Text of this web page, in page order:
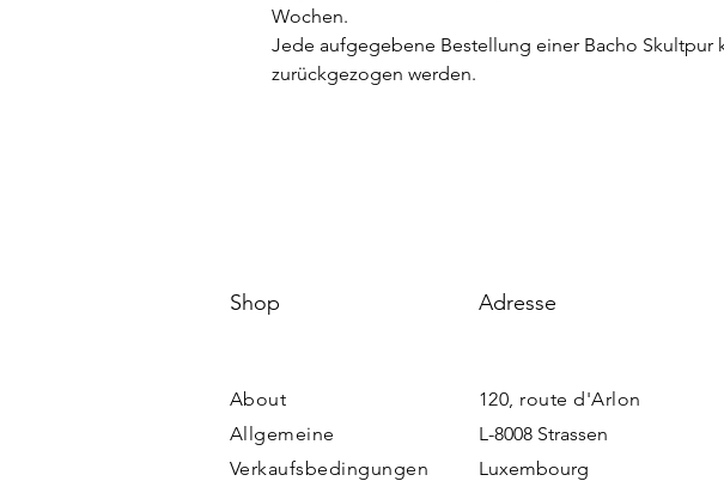
Wochen.
Jede aufgegebene Bestellung einer Bacho Skultpur
zurückgezogen werden.
Shop Adresse
About
Allgemeine
Verkaufsbedingungen
120, route d'Arlon
L-8008 Strassen
Luxembourg